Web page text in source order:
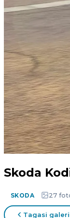
Skoda
SKODA 27
Tagasi